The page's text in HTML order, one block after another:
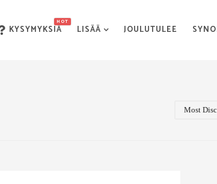
KYSYMYKSIÄ
HOT
LISÄÄ JOULUTULEE
Most